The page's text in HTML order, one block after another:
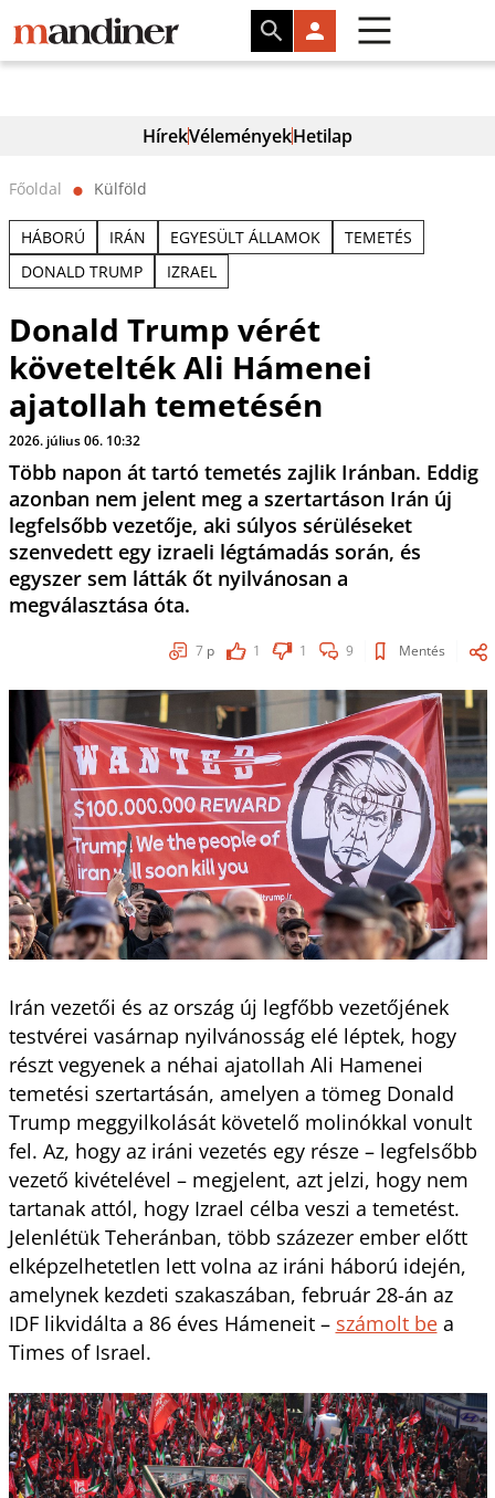
HírekVéleményekHetilap
Főoldal ⬤ Külföld
HÁBORÚ IRÁN EGYESÜLT ÁLLAMOK
TEMETÉS
DONALD TRUMP
IZRAEL
Donald Trump vérét
követelték Ali Hámenei
ajatollah temetésén
2026. július 06. 10:32
Több napon át tartó temetés zajlik Iránban. Eddig
azonban nem jelent meg a szertartáson Irán új
legfelsőbb vezetője, aki súlyos sérüléseket
szenvedett egy izraeli légtámadás során, és
egyszer sem látták őt nyilvánosan a
megválasztása óta.
7 p 1 1 9 Mentés
Irán vezetői és az ország új legfőbb vezetőjének
testvérei vasárnap nyilvánosság elé léptek, hogy
részt vegyenek a néhai ajatollah Ali Hamenei
temetési szertartásán, amelyen a tömeg Donald
Trump meggyilkolását követelő molinókkal vonult
fel. Az, hogy az iráni vezetés egy része – legfelsőbb
vezető kivételével – megjelent, azt jelzi, hogy nem
tartanak attól, hogy Izrael célba veszi a temetést.
Jelenlétük Teheránban, több százezer ember előtt
elképzelhetetlen lett volna az iráni háború idején,
amelynek kezdeti szakaszában, február 28-án az
IDF likvidálta a 86 éves Hámeneit – számolt bea
Times of Israel.